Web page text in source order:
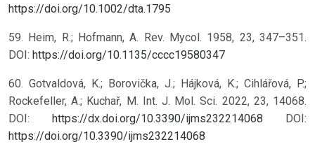
https://doi.org/10.1002/dta.1795
59. Heim, R.; Hofmann, A. Rev. Mycol. 1958, 23, 347–351.
DOI: https://doi.org/10.1135/cccc19580347
60. Gotvaldová, K.; Borovička, J.; Hájková, K.; Cihlářová, P.;
Rockefeller, A.; Kuchař, M. Int. J. Mol. Sci. 2022, 23, 14068.
DOI: https://dx.doi.org/10.3390/ijms232214068
DOI:
https://doi.org/10.3390/ijms232214068